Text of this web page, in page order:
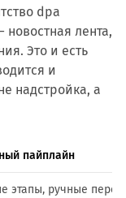
dpa
лента,
Это и есть
и
надстройка, а
пайплайн
этапы, ручные